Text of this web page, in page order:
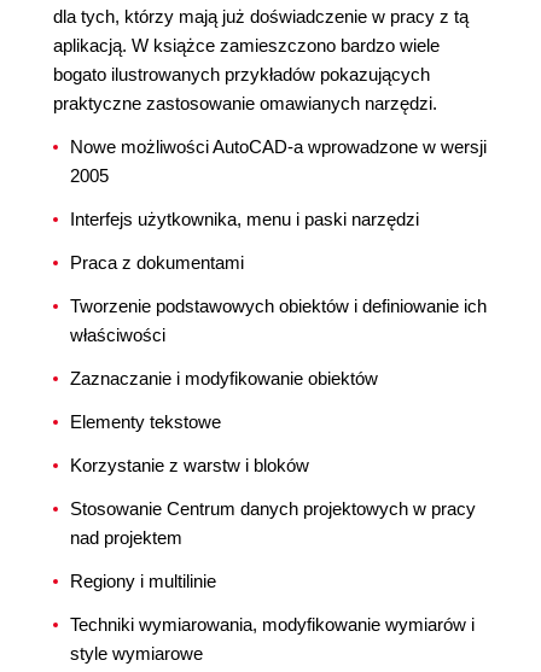
dla tych, którzy mają już doświadczenie w pracy z tą
aplikacją. W książce zamieszczono bardzo wiele
bogato ilustrowanych przykładów pokazujących
praktyczne zastosowanie omawianych narzędzi.
Nowe możliwości AutoCAD-a wprowadzone w wersji
2005
Interfejs użytkownika, menu i paski narzędzi
Praca z dokumentami
Tworzenie podstawowych obiektów i definiowanie ich
właściwości
Zaznaczanie i modyfikowanie obiektów
Elementy tekstowe
Korzystanie z warstw i bloków
Stosowanie Centrum danych projektowych w pracy
nad projektem
Regiony i multilinie
Techniki wymiarowania, modyfikowanie wymiarów i
style wymiarowe